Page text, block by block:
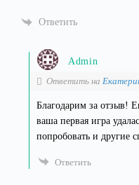
Ответить
Admin
Ответить на
Благодарим за отзыв!
ваша первая игра
попробовать и другие
Ответить